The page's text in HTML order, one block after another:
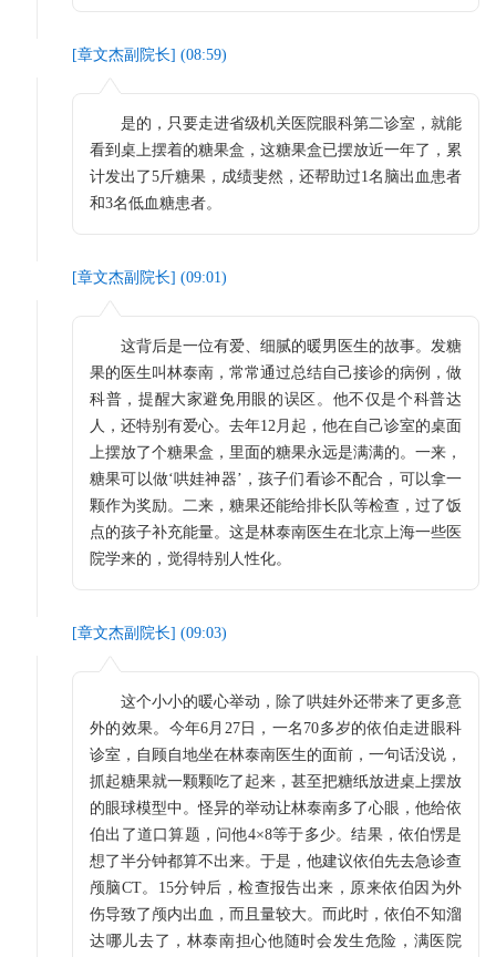
[章文杰副院长] (08:59)
是的，只要走进省级机关医院眼科第二诊室，就能
看到桌上摆着的糖果盒，这糖果盒已摆放近一年了，累
计发出了5斤糖果，成绩斐然，还帮助过1名脑出血患者
和3名低血糖患者。
[章文杰副院长] (09:01)
这背后是一位有爱、细腻的暖男医生的故事。发糖
果的医生叫林泰南，常常通过总结自己接诊的病例，做
科普，提醒大家避免用眼的误区。他不仅是个科普达
人，还特别有爱心。去年12月起，他在自己诊室的桌面
上摆放了个糖果盒，里面的糖果永远是满满的。一来，
糖果可以做‘哄娃神器’，孩子们看诊不配合，可以拿一
颗作为奖励。二来，糖果还能给排长队等检查，过了饭
点的孩子补充能量。这是林泰南医生在北京上海一些医
院学来的，觉得特别人性化。
[章文杰副院长] (09:03)
这个小小的暖心举动，除了哄娃外还带来了更多意
外的效果。今年6月27日，一名70多岁的依伯走进眼科
诊室，自顾自地坐在林泰南医生的面前，一句话没说，
抓起糖果就一颗颗吃了起来，甚至把糖纸放进桌上摆放
的眼球模型中。怪异的举动让林泰南多了心眼，他给依
伯出了道口算题，问他4×8等于多少。结果，依伯愣是
想了半分钟都算不出来。于是，他建议依伯先去急诊查
颅脑CT。15分钟后，检查报告出来，原来依伯因为外
伤导致了颅内出血，而且量较大。而此时，依伯不知溜
达哪儿去了，林泰南担心他随时会发生危险，满医院